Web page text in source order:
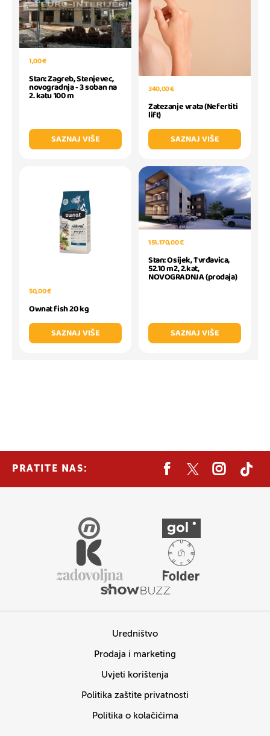
1,00 €
Stan: Zagreb, Stenjevec,
novogradnja - 3 soban na
2. katu 100 m
SAZNAJ VIŠE
340,00 €
Zatezanje vrata (Nefertiti
lift)
SAZNAJ VIŠE
50,00 €
Ownat fish 20 kg
SAZNAJ VIŠE
151.170,00 €
Stan: Osijek, Tvrđavica,
52.10 m2, 2.kat,
NOVOGRADNJA (prodaja)
SAZNAJ VIŠE
PRATITE NAS:
Uredništvo
Prodaja i marketing
Uvjeti korištenja
Politika zaštite privatnosti
Politika o kolačićima